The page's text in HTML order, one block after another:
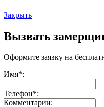
Закрыть
Вызвать
Оформите заявку на
Имя*:
Телефон*:
Комментарии: